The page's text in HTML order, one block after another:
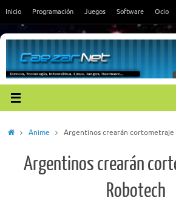
contenido
Inicio Programación Juegos Software Ocio
InicioAnime Argentinos crearán cortometraje
Argentinos crearán
Robotech